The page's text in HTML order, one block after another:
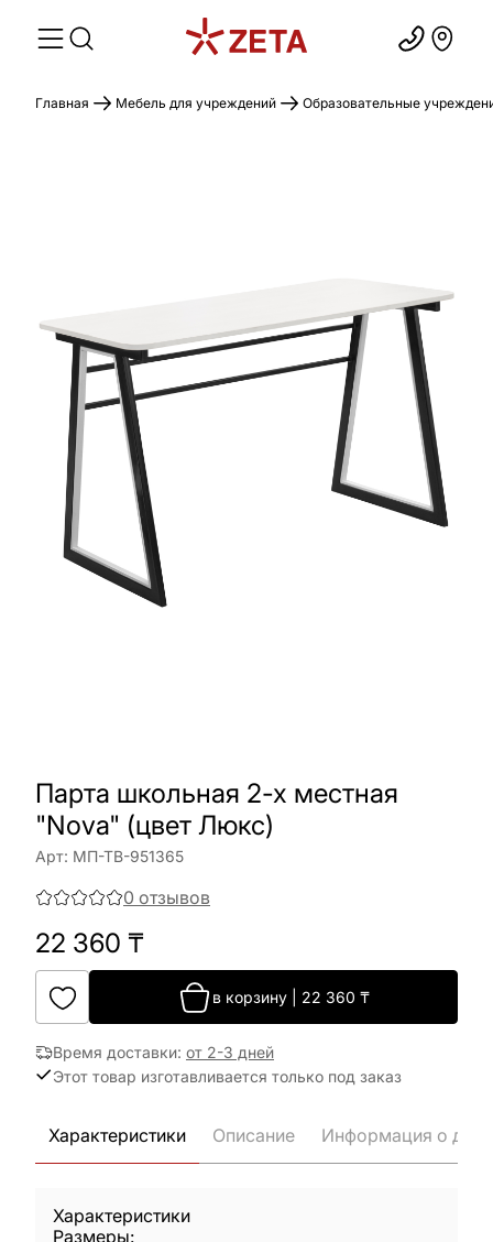
Главная Мебель для учреждений Образовательные
Парта школьная 2-х местная
"Nova" (цвет Люкс)
Арт: МП-ТВ-951365
0 отзывов
22 360 ₸
в корзину 22 360 ₸
Время доставки: от 2-3 дней
Этот товар изготавливается только под заказ
Характеристики Описание Информация о
Характеристики
Размеры: